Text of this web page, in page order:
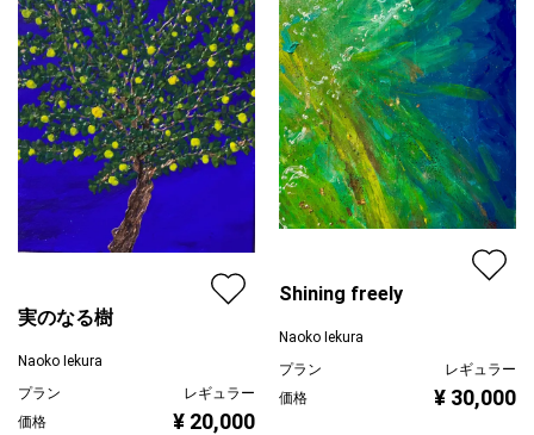
実のなる樹
Naoko Iekura
プラン
レギュラー
価格
¥ 20,000
Shining freely
Naoko Iekura
プラン
レギュラー
価格
¥ 30,000